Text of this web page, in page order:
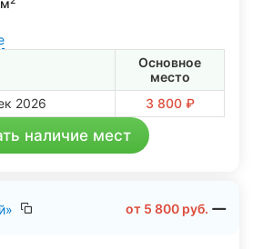
Основное
место
2026
3 800 ₽
наличие мест
от 5 800 руб.